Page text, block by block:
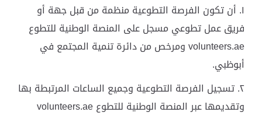
أن تكون الفرصة التطوعية منظمة من قبل جهة أو
فريق عمل تطوعي مسجل على المنصة الوطنية للتطوع
volunteers.ae ومرخص من دائرة تنمية المجتمع في
أبوظبي.
تسجيل الفرصة التطوعية وجميع الساعات المرتبطة بها
وتقديمها عبر المنصة الوطنية للتطوع volunteers.ae